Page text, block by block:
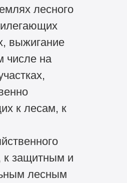
лесного
выжигание
числе на
к лесам, к
к защитным и
лесным